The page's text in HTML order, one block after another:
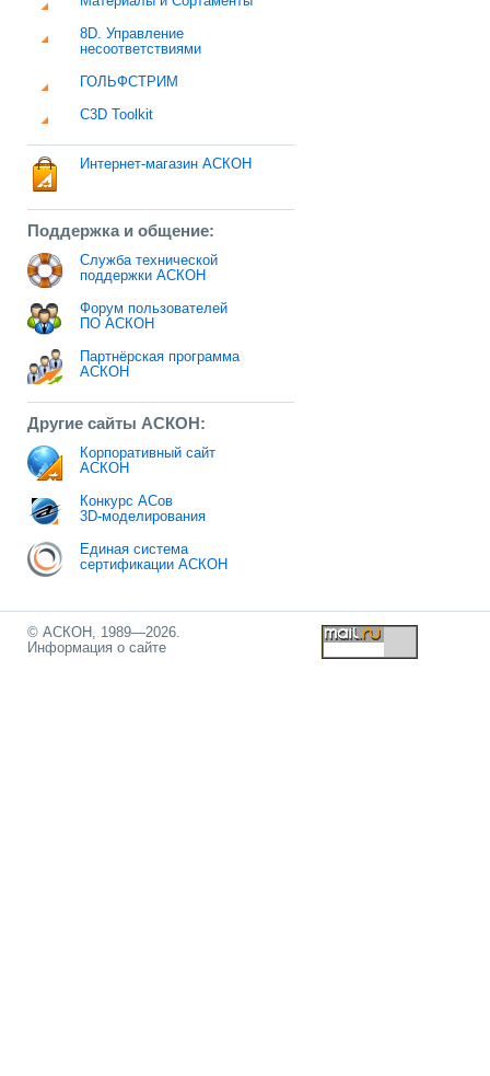
8D. Управление
несоответствиями
ГОЛЬФСТРИМ
C3D Toolkit
Интернет-магазин АСКОН
Поддержка и общение:
Служба технической
поддержки АСКОН
Форум пользователей
ПО АСКОН
Партнёрская программа
АСКОН
Другие сайты АСКОН:
Корпоративный сайт
АСКОН
Конкурс АСов
3D-моделирования
Единая система
сертификации АСКОН
© АСКОН, 1989—2026.
Информация о сайте